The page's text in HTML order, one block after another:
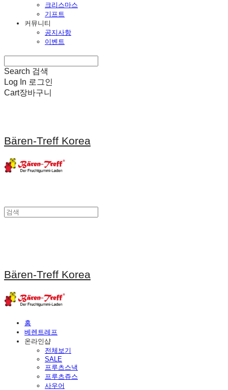
크리스마스
기프트
커뮤니티
공지사항
이벤트
Search 검색
Log In 로그인
Cart장바구니
Bären-Treff Korea
Bären-Treff Korea
홈
베렌트레프
온라인샵
전체보기
SALE
프루츠스낵
프루츠쥬스
사우어